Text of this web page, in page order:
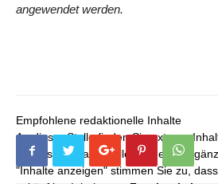
angewendet werden.
Empfohlene redaktionelle Inhalte
An dieser Stelle finden Sie externe
die unser redaktionelles Angebot
"Inhalte anzeigen" stimmen Sie zu,